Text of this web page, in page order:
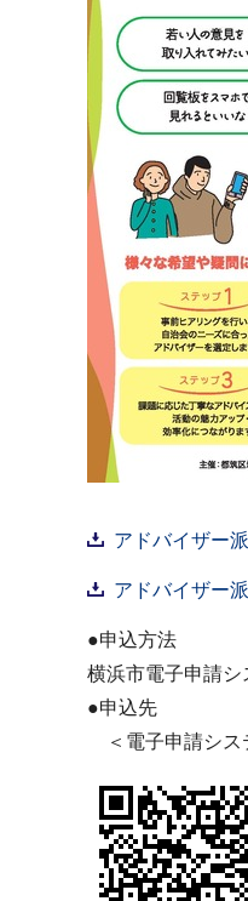
アドバイザー
アドバイザー
●申込方法
横浜市電子申請シ
●申込先
＜電子申請シス